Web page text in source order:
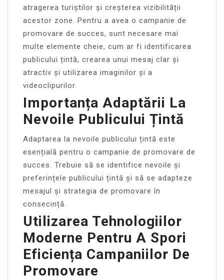
atragerea turiștilor și creșterea vizibilității
acestor zone. Pentru a avea o campanie de
promovare de succes, sunt necesare mai
multe elemente cheie, cum ar fi identificarea
publicului țintă, crearea unui mesaj clar și
atractiv și utilizarea imaginilor și a
videoclipurilor.
Importanța Adaptării La
Nevoile Publicului Țintă
Adaptarea la nevoile publicului țintă este
esențială pentru o campanie de promovare de
succes. Trebuie să se identifice nevoile și
preferințele publicului țintă și să se adapteze
mesajul și strategia de promovare în
consecință.
Utilizarea Tehnologiilor
Moderne Pentru A Spori
Eficiența Campaniilor De
Promovare